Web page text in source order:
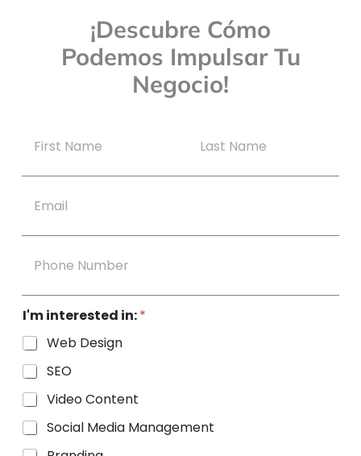
¡Descubre Cómo
Podemos Impulsar Tu
Negocio!
e
m
i
n
e
I'm interested in:*
Web Design
SEO
Video Content
Social Media Management